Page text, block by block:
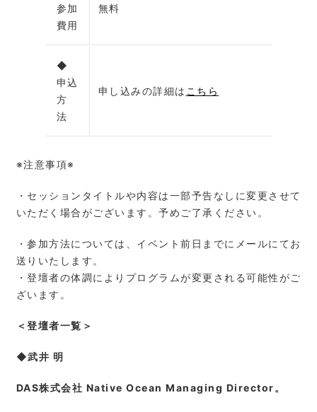
参加
費用
無料
◆
申込
方
法
申し込みの詳細は こちら
※注意事項※
・セッションタイトルや内容は一部予告なしに変更させて
いただく場合がございます。予めご了承ください。
・参加方法については、イベント前日までにメールにてお
送りいたします。
・登壇者の体調によりプログラムが変更される可能性がご
ざいます。
＜登壇者一覧＞
◆武井 明
DAS株式会社 Native Ocean Managing Director。